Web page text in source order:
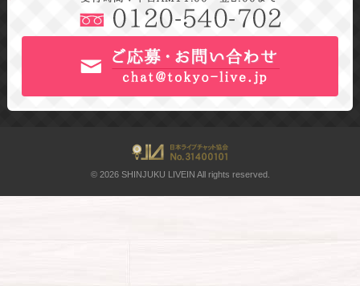
© 2026 SHINJUKU LIVEIN All rights reserved.